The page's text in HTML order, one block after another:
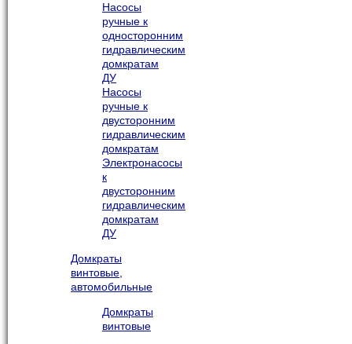
Насосы
ручные к
односторонним
гидравлическим
домкратам
ДУ
Насосы
ручные к
двусторонним
гидравлическим
домкратам
Электронасосы
к
двусторонним
гидравлическим
домкратам
ДУ
Домкраты
винтовые,
автомобильные
Домкраты
винтовые